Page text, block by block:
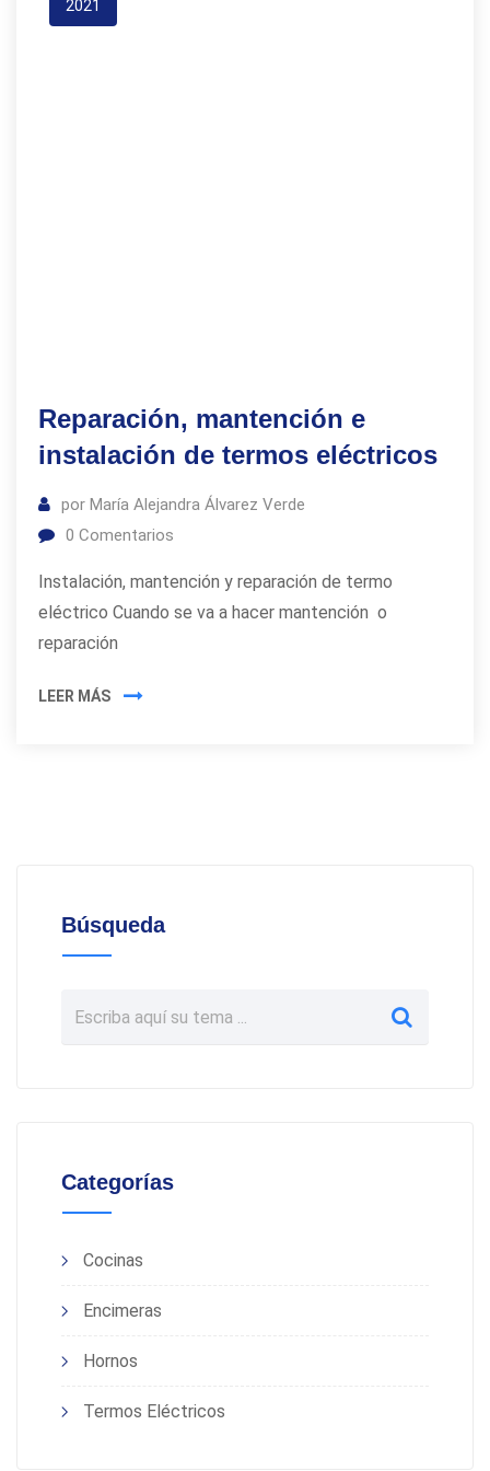
2021
Reparación, mantención e
instalación de termos eléctricos
por María Alejandra Álvarez Verde
0 Comentarios
Instalación, mantención y reparación de termo
eléctrico Cuando se va a hacer mantención o
reparación
LEER MÁS
Búsqueda
Categorías
Cocinas
Encimeras
Hornos
Termos Eléctricos